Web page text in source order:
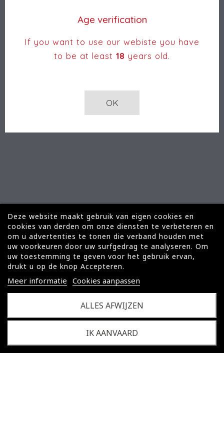
Deze website maakt gebruik van eigen cookies en
cookies van derden om onze diensten te verbeteren en
om u advertenties te tonen die verband houden met
uw voorkeuren door uw surfgedrag te analyseren. Om
uw toestemming te geven voor het gebruik ervan,
drukt u op de knop Accepteren.
Meer informatie Cookies aanpassen
ALLES AFWIJZEN
IK AANVAARD
© 2026 Le vapoteur |
Création de sites internet
Age verification
If you want to use our webiste you have
to be at least18 years old.
OK